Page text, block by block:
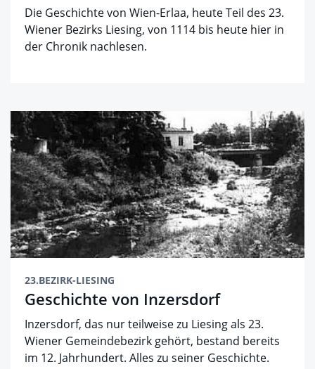
Die Geschichte von Wien-Erlaa, heute Teil des 23.
Wiener Bezirks Liesing, von 1114 bis heute hier in
der Chronik nachlesen.
23.BEZIRK-LIESING
Geschichte von Inzersdorf
Inzersdorf, das nur teilweise zu Liesing als 23.
Wiener Gemeindebezirk gehört, bestand bereits
im 12. Jahrhundert. Alles zu seiner Geschichte.